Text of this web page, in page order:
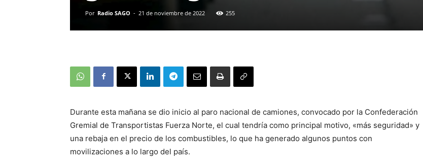
Por Radio SAGO - 21 de noviembre de 2022 255
Durante esta mañana se dio inicio al paro nacional de camiones, convocado por la Confederación
Gremial de Transportistas Fuerza Norte, el cual tendría como principal motivo, «más seguridad» y
una rebaja en el precio de los combustibles, lo que ha generado algunos puntos con
movilizaciones a lo largo del país.